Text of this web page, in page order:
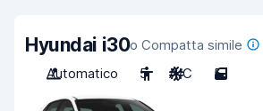
Hyundai i30o Compatta simile
Automatico
5 A/C 5